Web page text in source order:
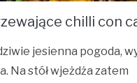
chilli con
jesienna pogoda,
Na stół wjeżdża zatem